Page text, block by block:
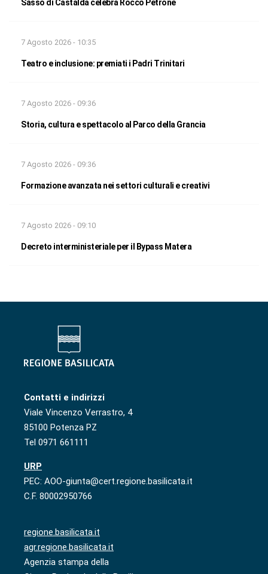
Sasso di Castalda celebra Rocco Petrone
7 Agosto 2026 - 10:35
Teatro e inclusione: premiati i Padri Trinitari
7 Agosto 2026 - 09:36
Storia, cultura e spettacolo al Parco della Grancia
7 Agosto 2026 - 09:36
Formazione avanzata nei settori culturali e creativi
7 Agosto 2026 - 09:10
Decreto interministeriale per il Bypass Matera
Contatti e indirizzi
Viale Vincenzo Verrastro, 4
85100 Potenza PZ
Tel 0971 661111
URP
PEC: AOO-giunta@cert.regione.basilicata.it
C.F. 80002950766
regione.basilicata.it
agr.regione.basilicata.it
Agenzia stampa della